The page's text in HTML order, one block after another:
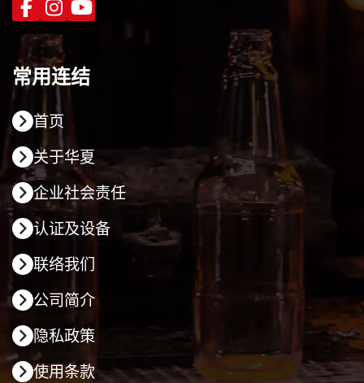
常用连结
首页
关于华夏
企业社会责任
认证及设备
联络我们
公司简介
隐私政策
使用条款